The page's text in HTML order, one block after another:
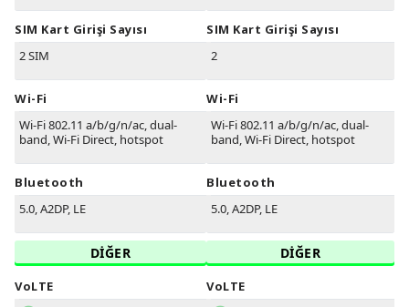
SIM Kart Girişi Sayısı
2 SIM
Wi-Fi
Wi-Fi 802.11 a/b/g/n/ac, dual-
band, Wi-Fi Direct, hotspot
Bluetooth
5.0, A2DP, LE
DİĞER
VoLTE
SIM Kart Girişi Sayısı
2
Wi-Fi
Wi-Fi 802.11 a/b/g/n/ac, dual-
band, Wi-Fi Direct, hotspot
Bluetooth
5.0, A2DP, LE
DİĞER
VoLTE